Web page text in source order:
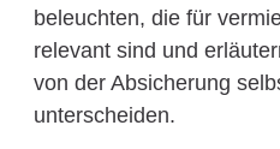
beleuchten, die für
relevant sind und
von der Absicherung
unterscheiden.